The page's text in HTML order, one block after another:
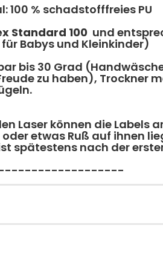
100 % schadstofffreies PU
Standard 100 und
Babys und Kleinkinder)
bis 30 Grad
zu haben), Trockner
Laser können die Labels
etwas Ruß auf ihnen
spätestens nach der